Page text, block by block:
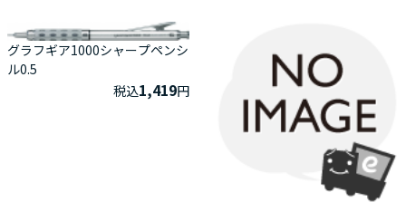
グラフギア1000シャープペンシ
ル0.5
税込1,419円